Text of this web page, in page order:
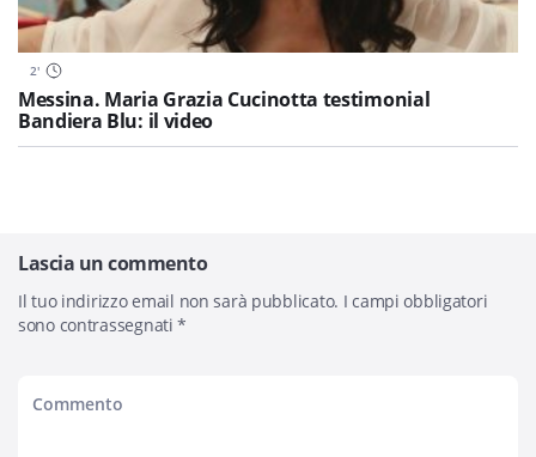
2'
Messina. Maria Grazia Cucinotta testimonial
Bandiera Blu: il video
Lascia un commento
Il tuo indirizzo email non sarà pubblicato. I campi obbligatori
sono contrassegnati*